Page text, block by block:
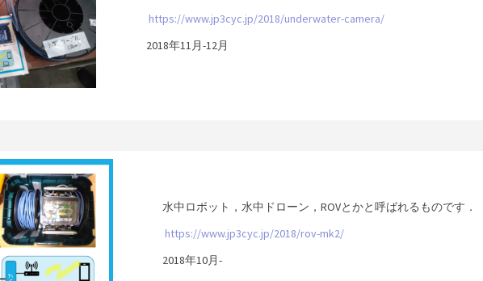
https://www.jp3cyc.jp/2018/underwater-camera/
2018年11月-12月
水中ロボット，水中ドローン，ROVとかと呼ばれるものです．
https://www.jp3cyc.jp/2018/rov-mk2/
2018年10月-